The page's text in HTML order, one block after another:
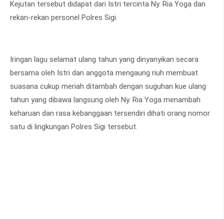
Kejutan tersebut didapat dari Istri tercinta Ny. Ria Yoga dan
rekan-rekan personel Polres Sigi.
Iringan lagu selamat ulang tahun yang dinyanyikan secara
bersama oleh Istri dan anggota mengaung riuh membuat
suasana cukup meriah ditambah dengan suguhan kue ulang
tahun yang dibawa langsung oleh Ny. Ria Yoga menambah
keharuan dan rasa kebanggaan tersendiri dihati orang nomor
satu di lingkungan Polres Sigi tersebut.